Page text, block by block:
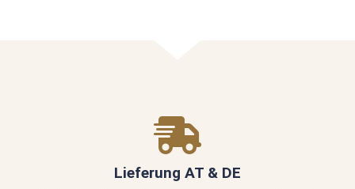
Lieferung AT & DE